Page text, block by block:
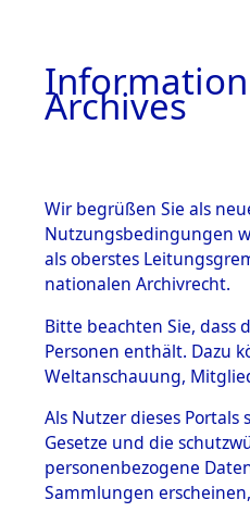
BESTÄNDE
1.
Inhaftierungsdoku
mente
1.2.9 Beim ITS
Effekten
1.2.9.1
Effekten aus
dem KZ
Dachau
Archives
Wir begrüßen Sie als
Nutzungsbedingungen
als oberstes
nationalen Archivrecht.
Bitte beachten Sie, dass
Personen enthält. Dazu
Weltanschauung,
Als Nutzer dieses
Gesetze und die
personenbezogene
Sammlungen